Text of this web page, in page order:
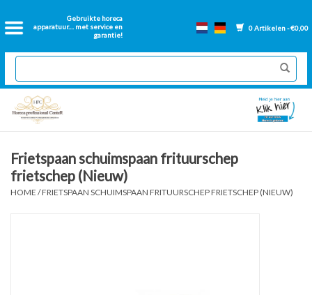
Gebruikte horeca
apparatuur.... met service en
garantie!
0 Artikelen - €0,00
Home
2dehands Horeca
Nieuwe apparatuur
GN Bakken
Frietspaan schuimspaan frituurschep
frietschep (Nieuw)
HOME /FRIETSPAAN SCHUIMSPAAN FRITUURSCHEP FRIETSCHEP (NIEUW)